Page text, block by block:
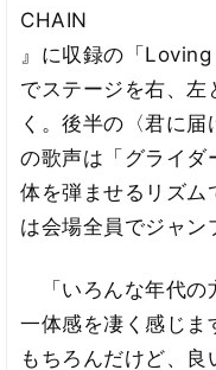
CHAIN
』に収録の「
でステージを右、左
く。後半の〈君に
の歌声は「グライダ
体を弾ませるリズム
は会場全員でジャン
「いろんな年代の
一体感を凄く感じま
もちろんだけど、